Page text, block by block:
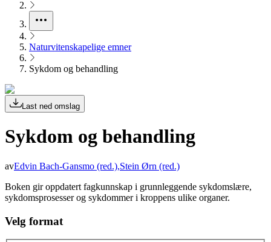
Naturvitenskapelige emner
Sykdom og behandling
Last ned omslag
Sykdom og behandling
avEdvin Bach-Gansmo (red.),Stein Ørn (red.)
Boken gir oppdatert fagkunnskap i grunnleggende sykdomslære,
sykdomsprosesser og sykdommer i kroppens ulike organer.
Velg format